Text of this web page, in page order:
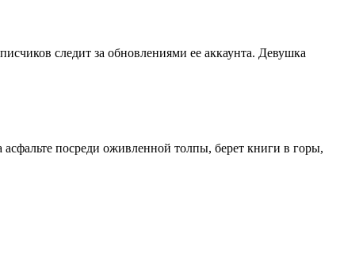
следит за обновлениями ее аккаунта. Девушка
посреди оживленной толпы, берет книги в горы,